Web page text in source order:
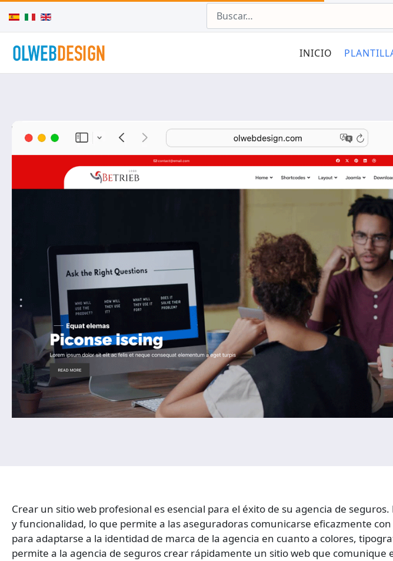
Seleccione su idioma
INICIO
Crear un sitio web profesional es esencial para el éxito de su agencia de
y funcionalidad, lo que permite a las aseguradoras comunicarse eficazmente
para adaptarse a la identidad de marca de la agencia en cuanto a colores,
permite a la agencia de seguros crear rápidamente un sitio web que